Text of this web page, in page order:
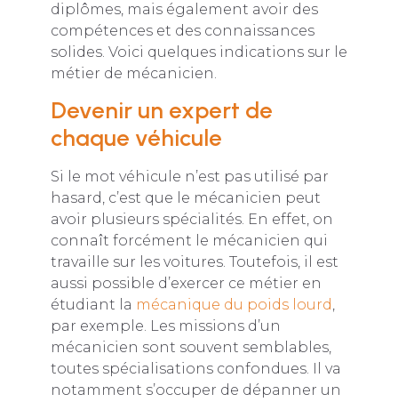
diplômes, mais également avoir des
compétences et des connaissances
solides. Voici quelques indications sur le
métier de mécanicien.
Devenir un expert de
chaque véhicule
Si le mot véhicule n’est pas utilisé par
hasard, c’est que le mécanicien peut
avoir plusieurs spécialités. En effet, on
connaît forcément le mécanicien qui
travaille sur les voitures. Toutefois, il est
aussi possible d’exercer ce métier en
étudiant la mécanique du poids lourd,
par exemple. Les missions d’un
mécanicien sont souvent semblables,
toutes spécialisations confondues. Il va
notamment s’occuper de dépanner un